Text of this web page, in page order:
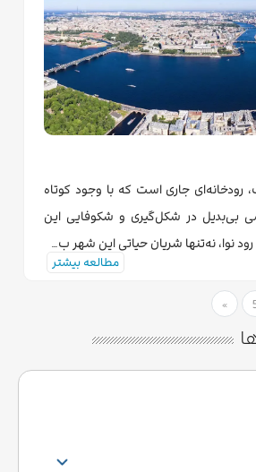
رودخانه‌ای جاری است که با وجود کوتاه
بی‌بدیل در شکل‌گیری و شکوفایی این
نوا، نه‌تنها شریان حیاتی این شهر ب…
مطالعه بیشتر
»
end